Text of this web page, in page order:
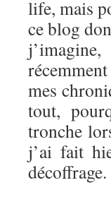
life, mais
ce blog
mes
tout,
tronche
j’ai fait
décoffrage.